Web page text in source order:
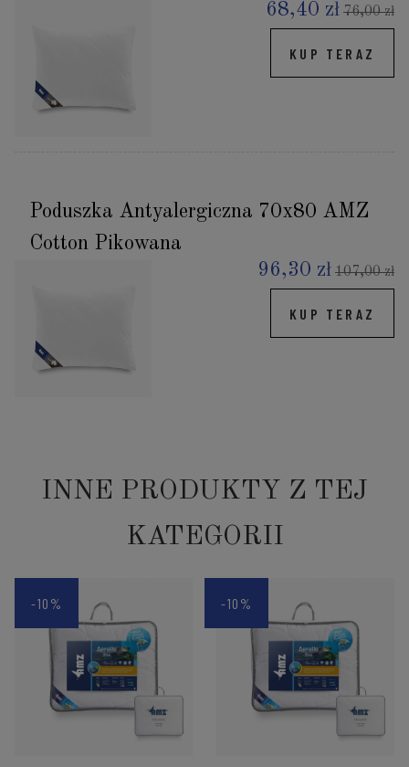
68,40 zł 76,00 zł
KUP TERAZ
Poduszka Antyalergiczna 70x80 AMZ
Cotton Pikowana
96,30 zł 107,00 zł
KUP TERAZ
INNE PRODUKTY Z TEJ
KATEGORII
-10% -10%